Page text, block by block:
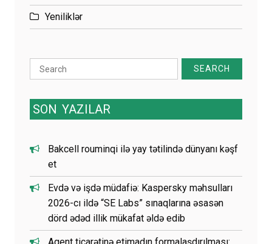
Yeniliklər
Search
for:
SON YAZILAR
Bakcell rouminqi ilə yay tətilində dünyanı kəşf
et
Evdə və işdə müdafiə: Kaspersky məhsulları
2026-cı ildə “SE Labs” sınaqlarına əsasən
dörd ədəd illik mükafat əldə edib